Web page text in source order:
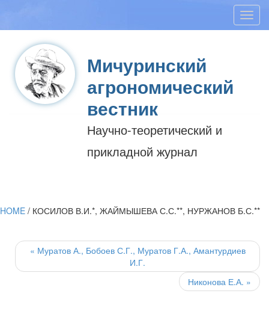
Мичуринский
агрономический
вестник
Научно-теоретический и
прикладной журнал
HOME / КОСИЛОВ В.И.*, ЖАЙМЫШЕВА С.С.**, НУРЖАНОВ Б.С.**
Post
navigation
« Муратов А., Бобоев С.Г., Муратов Г.А., Амантурдиев
И.Г.
Никонова Е.А. »